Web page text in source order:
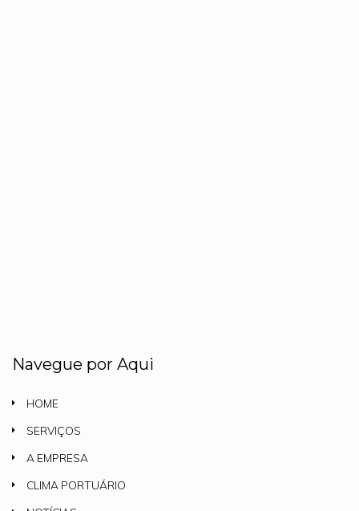
Navegue por Aqui
HOME
SERVIÇOS
A EMPRESA
CLIMA PORTUÁRIO